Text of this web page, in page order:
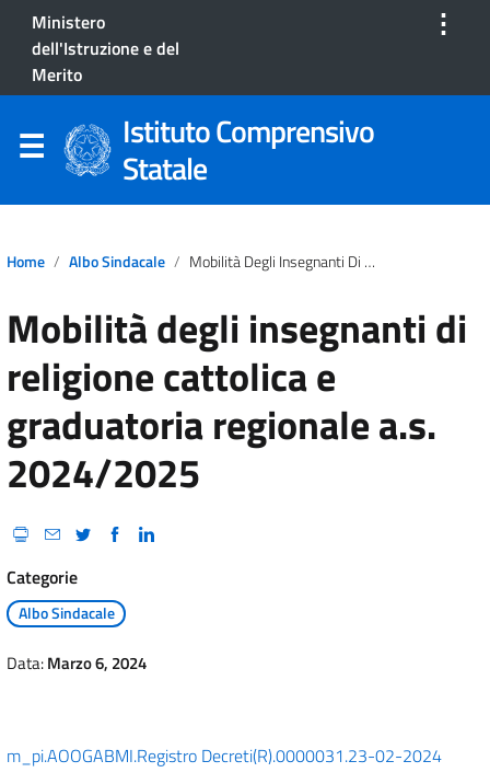
Ministero
dell'Istruzione e del
Merito
⋮
Istituto Comprensivo
Statale
Home Albo Sindacale Mobilità Degli Insegnanti Di Religione Cattolica E Graduatoria Regionale A.s. 2024/2025
Mobilità degli insegnanti di
religione cattolica e
graduatoria regionale a.s.
2024/2025
Categorie
Albo Sindacale
Data:Marzo 6, 2024
m_pi.AOOGABMI.Registro Decreti(R).0000031.23-02-2024